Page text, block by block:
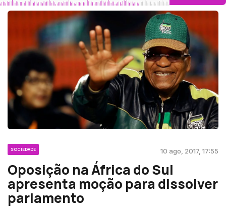
SOCIEDADE 10 ago, 2017, 17:55
Oposição na África do Sul
apresenta moção para dissolver
parlamento